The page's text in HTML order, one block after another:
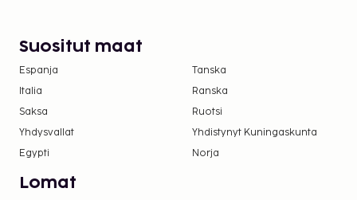
Suositut maat
Espanja Tanska
Italia
Ranska
Saksa
Ruotsi
Yhdysvallat
Yhdistynyt Kuningaskunta
Egypti
Norja
Lomat